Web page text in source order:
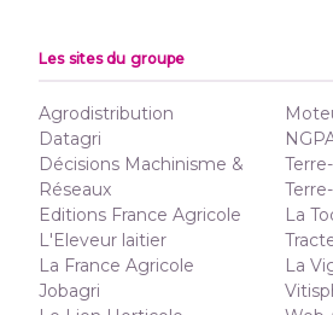
Les sites du groupe
Agrodistribution
Datagri
Décisions Machinisme &
Réseaux
Editions France Agricole
L'Eleveur laitier
La France Agricole
Jobagri
La
La